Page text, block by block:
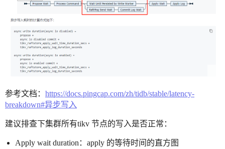
参考文档： https://docs.pingcap.com/zh/tidb/stable/latency-
breakdown#异步写入
建议排查下集群所有tikv 节点的写入是否正常：
Apply wait duration：apply 的等待时间的直方图